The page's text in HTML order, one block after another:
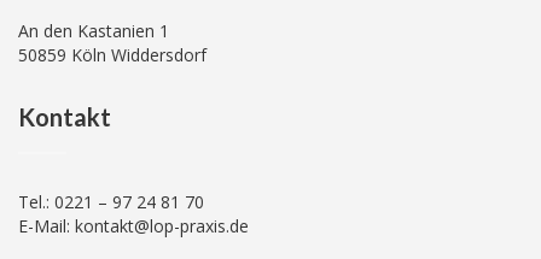
An den Kastanien 1
50859 Köln Widdersdorf
Kontakt
Tel.: 0221 – 97 24 81 70
E-Mail: kontakt@lop-praxis.de